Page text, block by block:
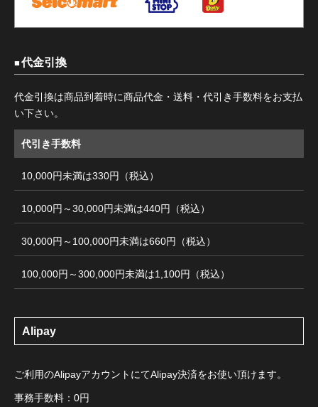
代金引換
代金引換は商品到着時に商品代金・送料・代引き手数料をお支払
い下さい。
代引き手数料
10,000円未満は330円（税込）
10,000円～30,000円未満は440円（税込）
30,000円～100,000円未満は660円（税込）
100,000円～300,000円未満は1,100円（税込）
Alipay
ご利用のAlipayアカウントにてAlipay決済をお使い頂けます。
事務手数料：0円